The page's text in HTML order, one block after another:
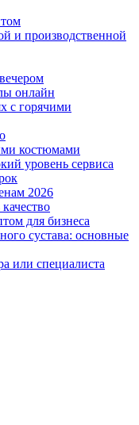
и производственной
онлайн
с горячими
костюмами
уровень сервиса
2026
для бизнеса
сустава: основные
или специалиста